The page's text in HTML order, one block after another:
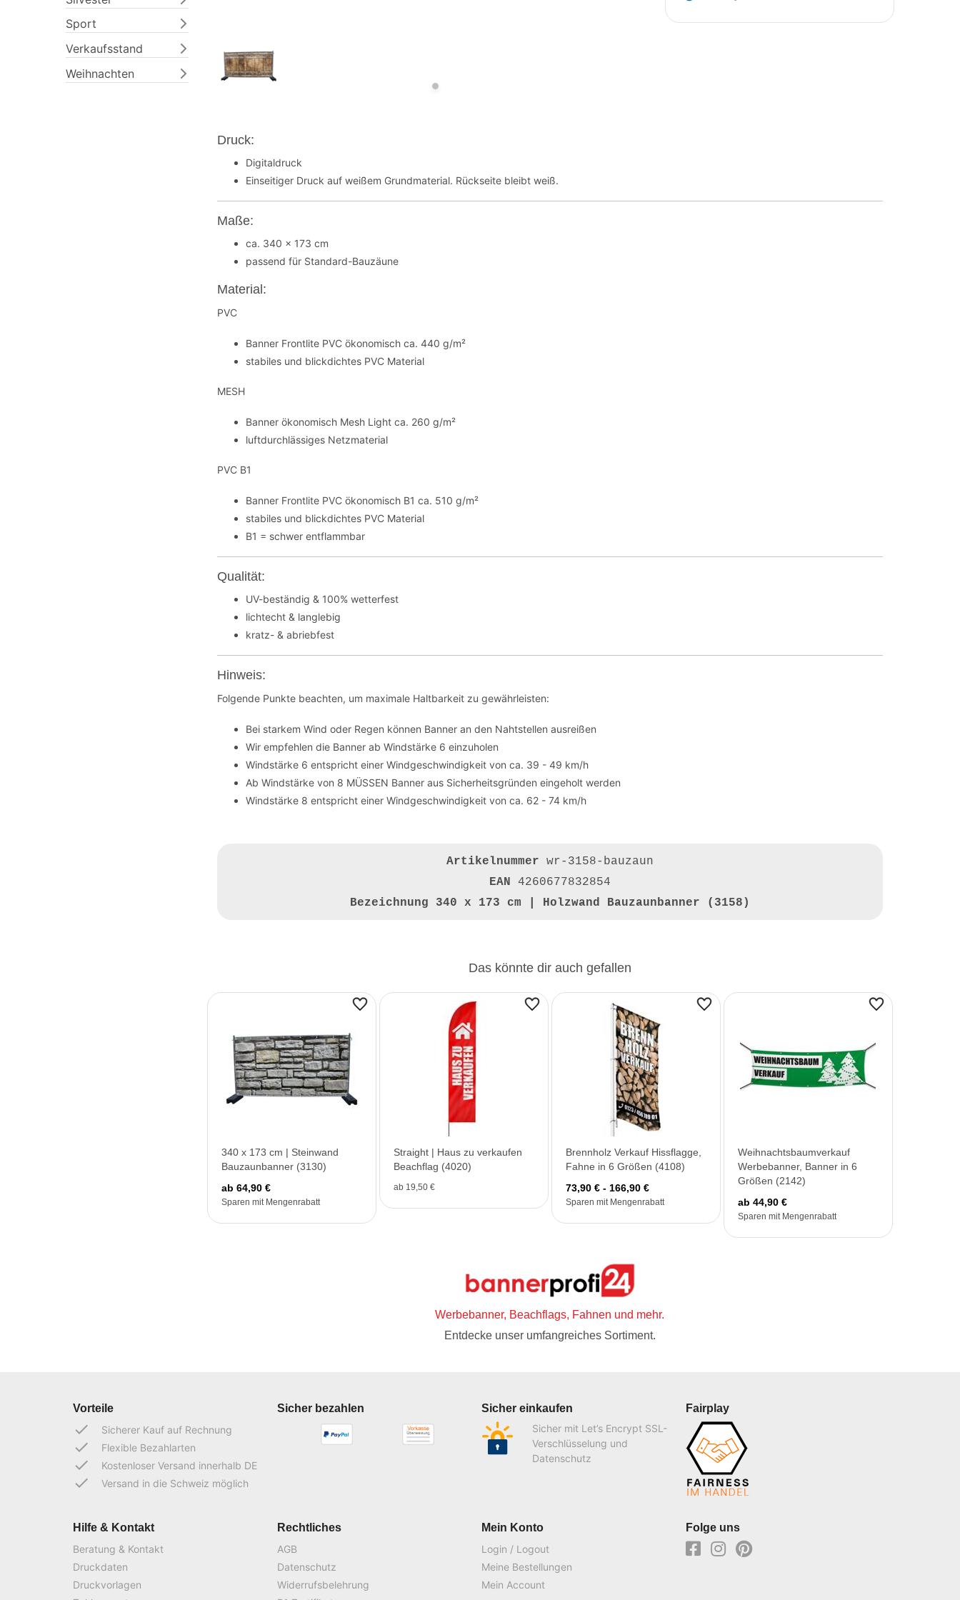
Sport
Verkaufsstand
Weihnachten
Druck:
Digitaldruck
Einseitiger Druck auf weißem Grundmaterial. Rückseite bleibt weiß.
Maße:
ca. 340 x 173 cm
passend für Standard-Bauzäune
Material:
PVC
Banner Frontlite PVC ökonomisch ca. 440 g/m²
stabiles und blickdichtes PVC Material
MESH
Banner ökonomisch Mesh Light ca. 260 g/m²
luftdurchlässiges Netzmaterial
PVC B1
Banner Frontlite PVC ökonomisch B1 ca. 510 g/m²
stabiles und blickdichtes PVC Material
B1 = schwer entflammbar
Qualität:
UV-beständig & 100% wetterfest
lichtecht & langlebig
kratz- & abriebfest
Hinweis:
Folgende Punkte beachten, um maximale Haltbarkeit zu gewährleisten:
Bei starkem Wind oder Regen können Banner an den Nahtstellen ausreißen
Wir empfehlen die Banner ab Windstärke 6 einzuholen
Windstärke 6 entspricht einer Windgeschwindigkeit von ca. 39 - 49 km/h
Ab Windstärke von 8 MÜSSEN Banner aus Sicherheitsgründen eingeholt werden
Windstärke 8 entspricht einer Windgeschwindigkeit von ca. 62 - 74 km/h
Artikelnummer wr-3158-bauzaun
EAN 4260677832854
Bezeichnung 340 x 173 cm | Holzwand Bauzaunbanner (3158)
Das könnte dir auch gefallen
340 x 173 cm | Steinwand
Bauzaunbanner (3130)
ab 64,90 €
Sparen mit Mengenrabatt
Straight | Haus zu verkaufen
Beachflag (4020)
ab 19,50 €
Brennholz Verkauf Hissflagge,
Fahne in 6 Größen (4108)
73,90 € - 166,90 €
Sparen mit Mengenrabatt
Weihnachtsbaumverkauf
Werbebanner, Banner in 6
Größen (2142)
ab 44,90 €
Sparen mit Mengenrabatt
Werbebanner, Beachflags, Fahnen und mehr.
Entdecke unser umfangreiches Sortiment.
Vorteile
done Sicherer Kauf auf Rechnung
done Flexible Bezahlarten
done Kostenloser Versand innerhalb DE
done Versand in die Schweiz möglich
Sicher bezahlen
Sicher einkaufen
Sicher mit Let’s Encrypt SSL-
Verschlüsselung und
Datenschutz
Fairplay
Hilfe & Kontakt
Beratung & Kontakt
Druckdaten
Druckvorlagen
Rechtliches
AGB
Datenschutz
Widerrufsbelehrung
Mein Konto
Login / Logout
Meine Bestellungen
Mein Account
Folge uns